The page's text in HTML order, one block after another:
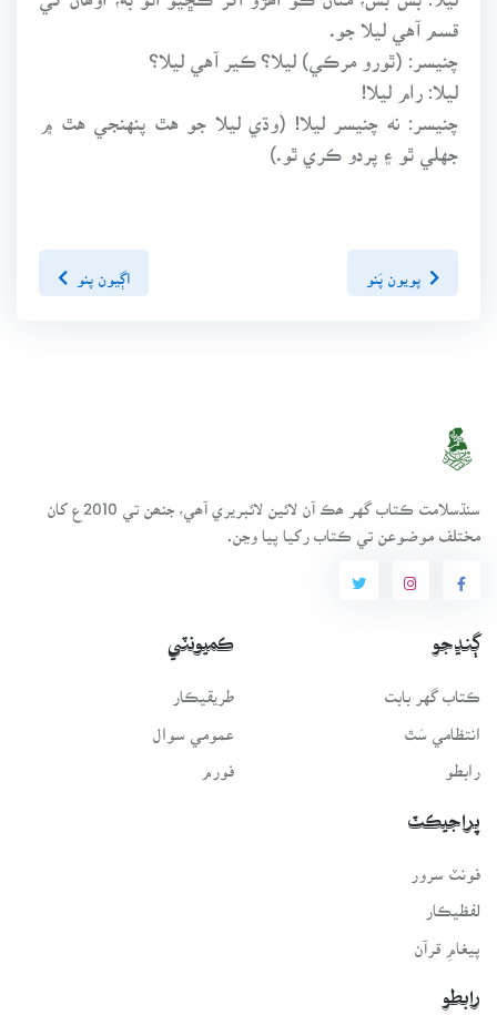
قسم آهي ليلا جو.
چنيسر: (ٿورو مرڪي) ليلا؟ ڪير آهي ليلا؟
ليلا: رام ليلا!
چنيسر: نه چنيسر ليلا! (وڌي ليلا جو هٿ پنهنجي هٿ ۾
جهلي ٿو ۽ پردو ڪري ٿو.)
پويون پَنو اڳيون پنو
سنڌسلامت ڪتاب گهر ھڪ آن لائين لائبريري آھي، جنھن تي 2010ع کان
مختلف موضوعن تي ڪتاب رکيا پيا وڃن.
ڳنڍجو
ڪتاب گهر بابت
انتظامي سَٿ
رابطو
ڪميونٽي
طريقيڪار
عمومي سوال
فورم
پراجيڪٽ
لفظيڪار
پيغامِ قرآن
رابطو